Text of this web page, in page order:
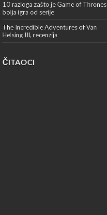
10 razloga zašto je Game of Thrones
bolja igra od serije
The Incredible Adventures of Van
Helsing III, recenzija
ČITAOCI